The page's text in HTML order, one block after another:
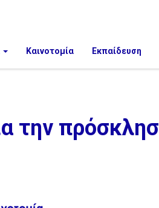
Καινοτομία Εκπαίδευση
την